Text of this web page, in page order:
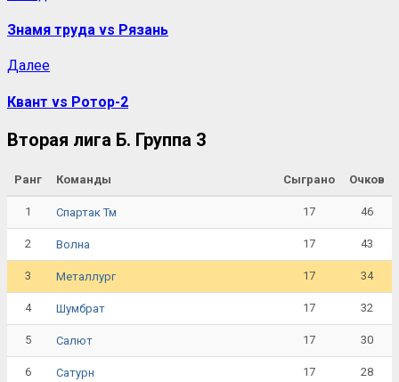
Знамя труда vs Рязань
Далее
Квант vs Ротор-2
Вторая лига Б. Группа 3
Ранг Команды Сыграно Очков
1 Спартак Тм 17 46
2 Волна 17 43
3 Металлург 17 34
4 Шумбрат 17 32
5 Салют 17 30
6 Сатурн 17 28